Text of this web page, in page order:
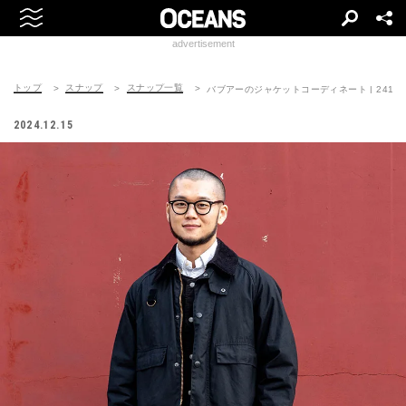
advertisement
トップ スナップ スナップ一覧 バブアーのジャケットコーディネート |
2024.12.15